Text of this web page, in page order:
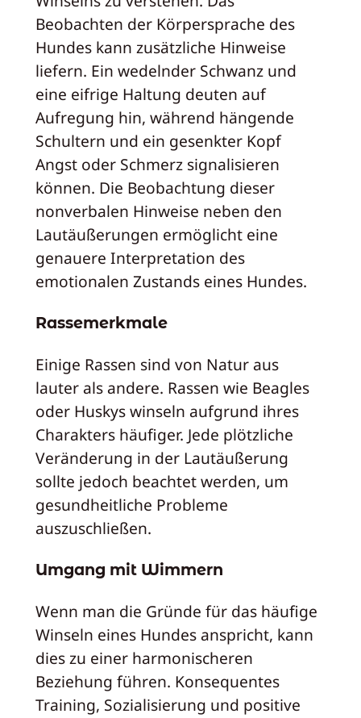
Beobachten der Körpersprache des
Hundes kann zusätzliche Hinweise
liefern. Ein wedelnder Schwanz und
eine eifrige Haltung deuten auf
Aufregung hin, während hängende
Schultern und ein gesenkter Kopf
Angst oder Schmerz signalisieren
können. Die Beobachtung dieser
nonverbalen Hinweise neben den
Lautäußerungen ermöglicht eine
genauere Interpretation des
emotionalen Zustands eines Hundes.
Rassemerkmale
Einige Rassen sind von Natur aus
lauter als andere. Rassen wie Beagles
oder Huskys winseln aufgrund ihres
Charakters häufiger. Jede plötzliche
Veränderung in der Lautäußerung
sollte jedoch beachtet werden, um
gesundheitliche Probleme
auszuschließen.
Umgang mit Wimmern
Wenn man die Gründe für das häufige
Winseln eines Hundes anspricht, kann
dies zu einer harmonischeren
Beziehung führen. Konsequentes
Training, Sozialisierung und positive